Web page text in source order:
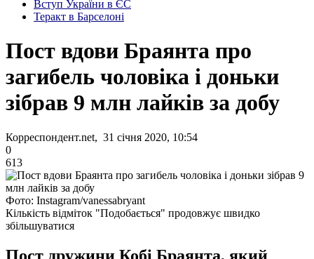
Вступ України в ЄС
Теракт в Барселоні
Пост вдови Браянта про
загибель чоловіка і доньки
зібрав 9 млн лайків за добу
Корреспондент.net, 31 січня 2020, 10:54
0
613
Фото: Instagram/vanessabryant
Кількість відміток "Подобається" продовжує швидко
збільшуватися
Пост дружини Кобі Браянта, який